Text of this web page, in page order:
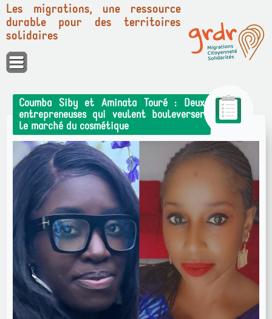
Panneau de gestion des cookies
Les migrations, une ressource
durable pour des territoires
solidaires
Coumba Siby et Aminata Touré : Deux
entrepreneuses qui veulent bouleverser
le marché du cosmétique